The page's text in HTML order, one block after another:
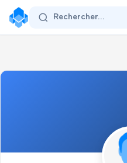
Rechercher...